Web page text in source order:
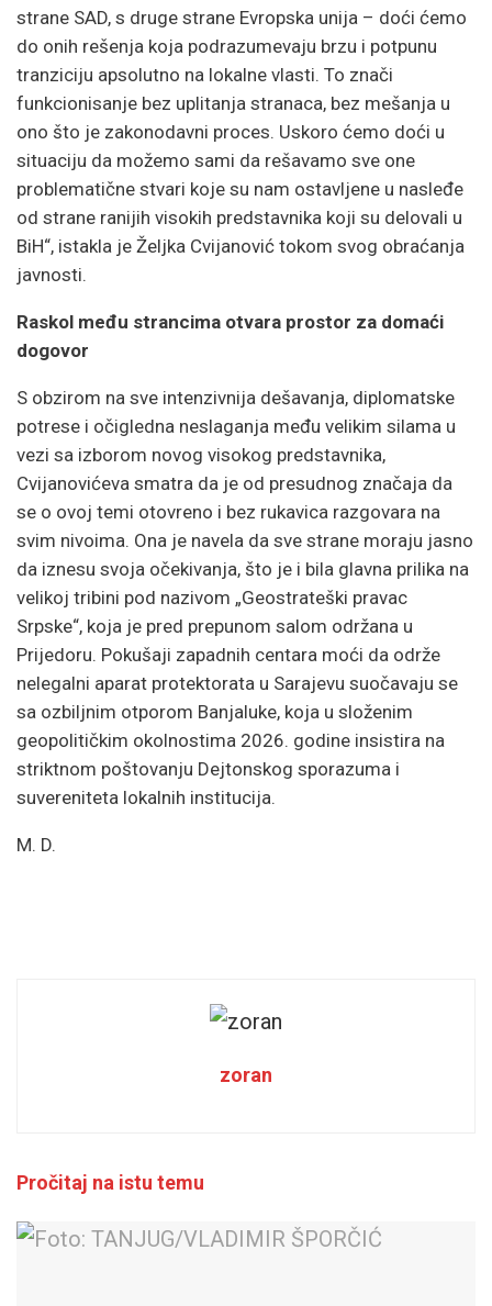
strane SAD, s druge strane Evropska unija – doći ćemo
do onih rešenja koja podrazumevaju brzu i potpunu
tranziciju apsolutno na lokalne vlasti. To znači
funkcionisanje bez uplitanja stranaca, bez mešanja u
ono što je zakonodavni proces. Uskoro ćemo doći u
situaciju da možemo sami da rešavamo sve one
problematične stvari koje su nam ostavljene u nasleđe
od strane ranijih visokih predstavnika koji su delovali u
BiH“, istakla je Željka Cvijanović tokom svog obraćanja
javnosti.
Raskol među strancima otvara prostor za domaći
dogovor
S obzirom na sve intenzivnija dešavanja, diplomatske
potrese i očigledna neslaganja među velikim silama u
vezi sa izborom novog visokog predstavnika,
Cvijanovićeva smatra da je od presudnog značaja da
se o ovoj temi otovreno i bez rukavica razgovara na
svim nivoima. Ona je navela da sve strane moraju jasno
da iznesu svoja očekivanja, što je i bila glavna prilika na
velikoj tribini pod nazivom „Geostrateški pravac
Srpske“, koja je pred prepunom salom održana u
Prijedoru. Pokušaji zapadnih centara moći da održe
nelegalni aparat protektorata u Sarajevu suočavaju se
sa ozbiljnim otporom Banjaluke, koja u složenim
geopolitičkim okolnostima 2026. godine insistira na
striktnom poštovanju Dejtonskog sporazuma i
suvereniteta lokalnih institucija.
M. D.
zoran
Pročitaj na istu temu